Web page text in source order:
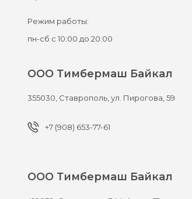
Режим работы:
пн-сб с 10:00 до 20:00
ООО Тимбермаш Байкал
355030, Ставрополь,ул. Пирогова, 59
+7 (908) 653-77-61
ООО Тимбермаш Байкал